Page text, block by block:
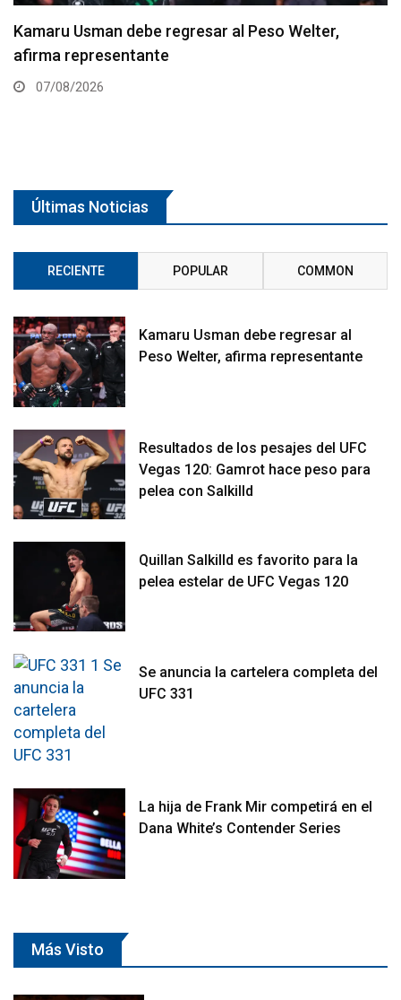
Resultados de los pesajes del UFC Vegas 120:
Gamrot hace peso para pelea con Salkilld
07/08/2026
Últimas Noticias
RECIENTE POPULAR COMMON
Kamaru Usman debe regresar al
Peso Welter, afirma representante
Resultados de los pesajes del UFC
Vegas 120: Gamrot hace peso para
pelea con Salkilld
Quillan Salkilld es favorito para la
pelea estelar de UFC Vegas 120
Se anuncia la cartelera completa del
UFC 331
La hija de Frank Mir competirá en el
Dana White’s Contender Series
Más Visto